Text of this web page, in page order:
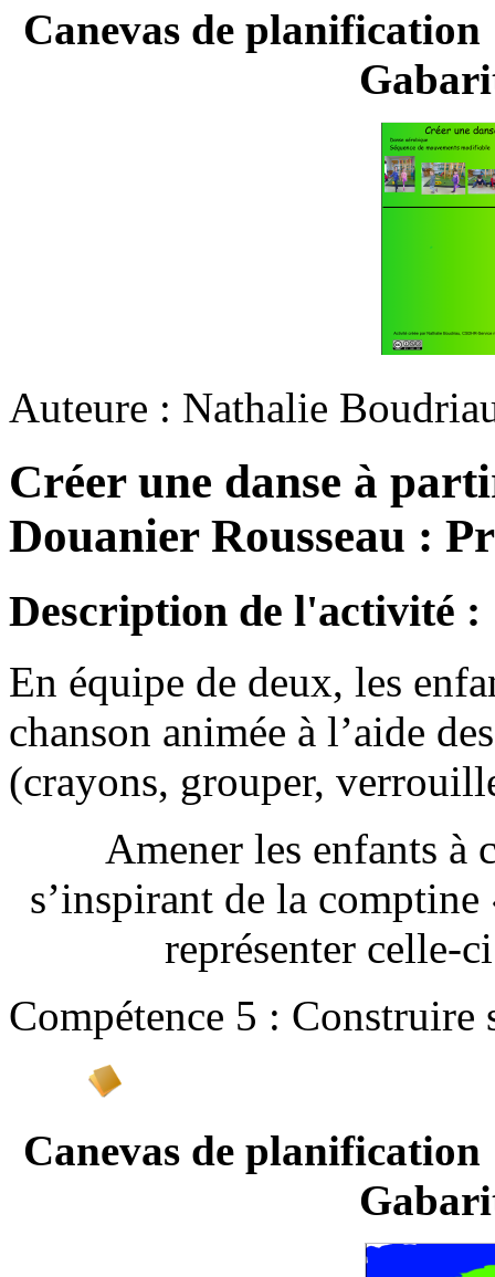
Canevas de
Auteure : Nathalie
Créer une danse à
Douanier Rousseau :
Description de l'activité :
En équipe de deux, les
chanson animée à l’aide
(crayons, grouper,
Amener les enfants à
s’inspirant de la
représenter celle-
Compétence 5 : Construire
Canevas de